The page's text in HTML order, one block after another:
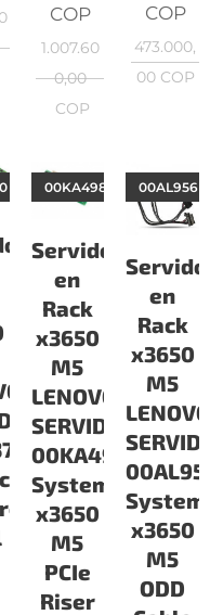
COP
1.007.60
0,00
COP
COP
473.000,
00COP
Servidor
en
Rack
x3650
M5
LENOVO
SERVIDORES
00KA498
System
x3650
M5
PCIe
Riser
00KA498
en
Rack
x3650
M5
System
x3650
M5
ODD
00AL956